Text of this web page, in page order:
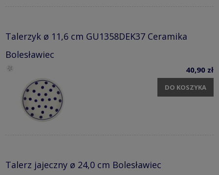
Talerzyk ø 11,6 cm GU1358DEK37 Ceramika
Bolesławiec
40,90 zł
DO KOSZYKA
Talerz jajeczny ø 24,0 cm Bolesławiec